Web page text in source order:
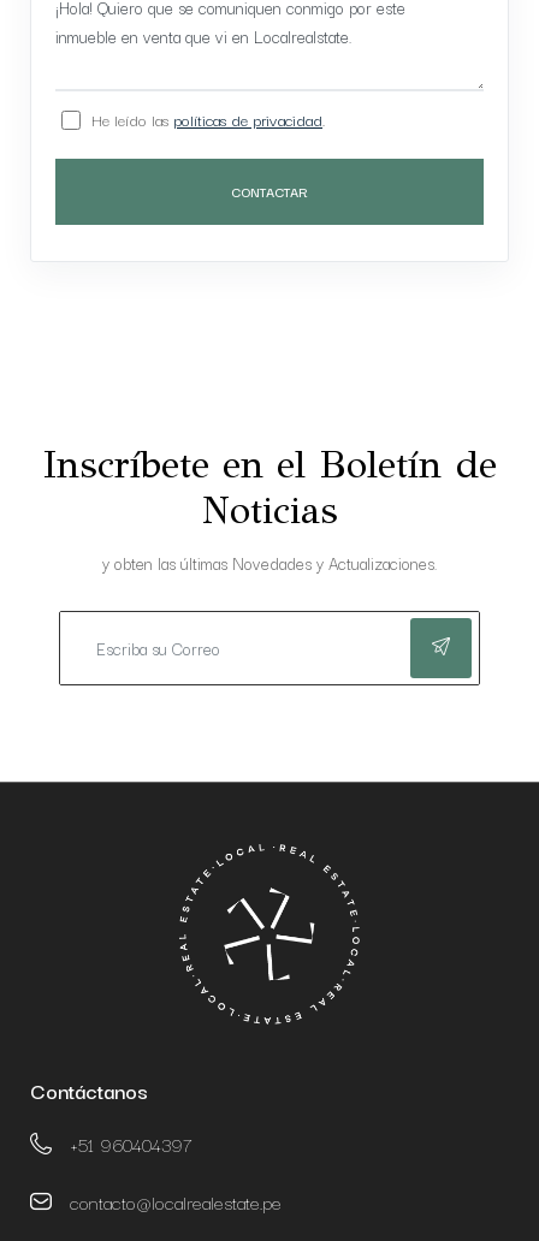
He leído las políticas de privacidad
CONTACTAR
Inscríbete en el Boletín de
Noticias
y obten las últimas Novedades y Actualizaciones.
Contáctanos
+51 960404397
contacto@localrealestate.pe